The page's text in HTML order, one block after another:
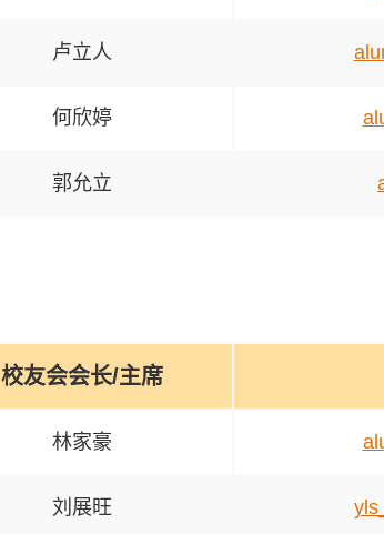
卢立人
何欣婷
郭允立
校友会会长/主席
林家豪
刘展旺